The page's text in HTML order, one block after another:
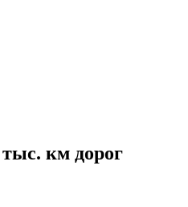
км дорог